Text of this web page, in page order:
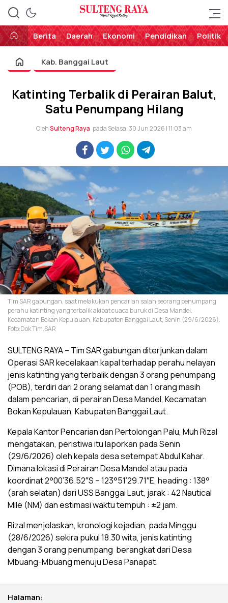
Sulteng Raya
Perekat Rakyat Sulteng
Berita
Daerah Ekonomi Pendidikan Politik
Kab. Banggai Laut
Katinting Terbalik di Perairan Balut,
Satu Penumpang Hilang
OlehSulteng Raya pada Selasa, 30 Jun 2026 | 11:03 am
Tim SAR gabungan, saat melakukan pencarian salah seorang penumpang
perahu katinting yang terbalik akibat cuaca buruk di Desa Mandel,
Kecamatan Bokan Kepulauan, Kabupaten Banggai Laut, Senin (29/6/2026).
Foto:Dok Tim.SAR
SULTENG RAYA – Tim SAR gabungan diterjunkan dalam
Operasi SAR kecelakaan kapal terhadap perahu nelayan
jenis katinting yang terbalik dengan 3 orang penumpang
(POB), terdiri dari 2 orang selamat dan 1 orang masih
dalam pencarian, di perairan Desa Mandel, Kecamatan
Bokan Kepulauan, Kabupaten Banggai Laut.
Kepala Kantor Pencarian dan Pertolongan Palu, Muh Rizal
mengatakan, peristiwa itu laporkan pada Senin
(29/6/2026) oleh kepala desa setempat Abdul Kahar.
Dimana lokasi di Perairan Desa Mandel atau pada
koordinat 2°00’36.52″S – 123°51’29.71″E, heading : 138°
(arah selatan) dari USS Banggai Laut, jarak : 42 Nautical
Mile (NM) dan estimasi waktu tempuh : ±2 jam.
Rizal menjelaskan, kronologi kejadian, pada Minggu
(28/6/2026) sekira pukul 18.30 wita, jenis katinting
dengan 3 orang penumpang berangkat dari Desa
Mbuang-Mbuang menuju Desa Panapat.
Halaman: